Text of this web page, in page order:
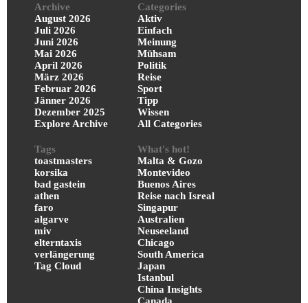
Archive
August 2026
Juli 2026
Juni 2026
Mai 2026
April 2026
März 2026
Februar 2026
Jänner 2026
Dezember 2025
Explore Archive
Categories
Aktiv
Einfach
Meinung
Mühsam
Politik
Reise
Sport
Tipp
Wissen
All Categories
Tags
toastmasters
korsika
bad gastein
athen
faro
algarve
miv
elterntaxis
verlängerung
Tag Cloud
What's hot!
Malta & Gozo
Montevideo
Buenos Aires
Reise nach Isreal
Singapur
Australien
Neuseeland
Chicago
South America
Japan
Istanbul
China Insights
Canada